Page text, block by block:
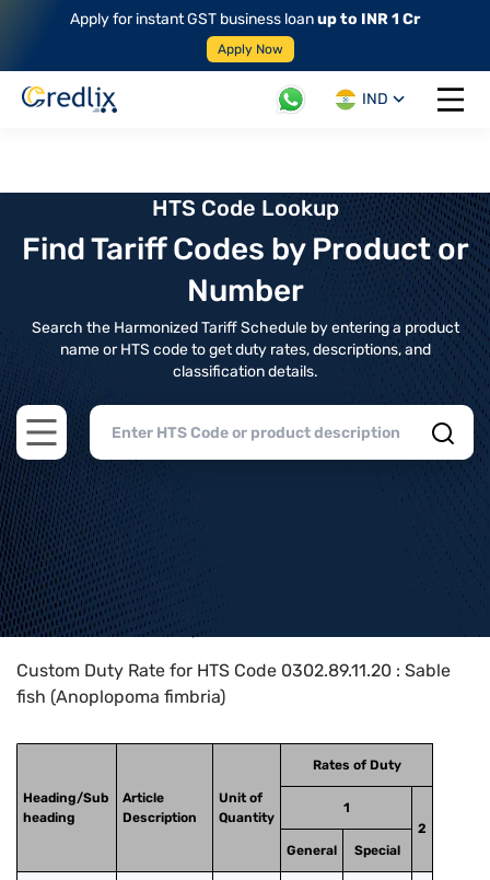
Apply for instant GST business loanup to INR 1 Cr
Apply Now
IND
Open
HTS Code Lookup
Find Tariff Codes by Product or
Number
Search the Harmonized Tariff Schedule by entering a product
name or HTS code to get duty rates, descriptions, and
classification details.
Open main menu
Home>HTS Codes> Chapter
Custom Duty Rate for HTS Code 0302.89.11.20 : Sable
fish (Anoplopoma fimbria)
Heading/Sub
heading
Article
Description
Unit of
Quantity
Rates of Duty
1
2
General
Special